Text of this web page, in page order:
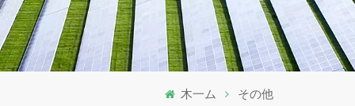
木一ム その他